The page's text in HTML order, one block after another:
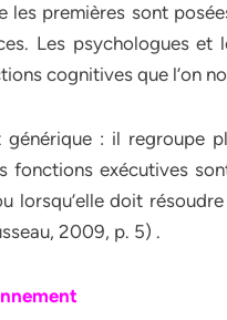
les premières sont
Les psychologues et
cognitives que l’on
: il regroupe
fonctions exécutives
lorsqu’elle doit
2009, p. 5) .